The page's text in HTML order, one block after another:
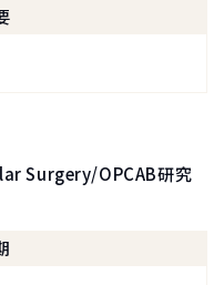
Surgery/OPCAB研究